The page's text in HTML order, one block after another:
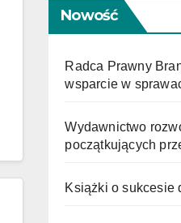
Nowość
Radca Prawny
wsparcie w
Wydawnictwo
początkujących
Książki o sukcesie